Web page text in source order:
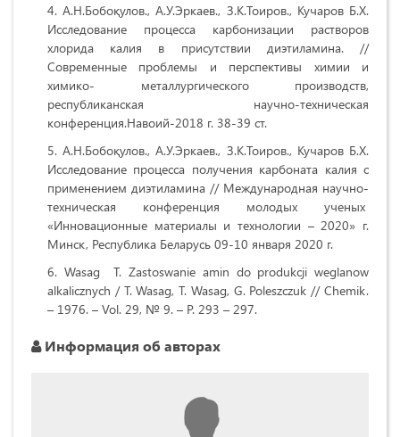
А.Н.Бобоқулов., А.У.Эркаев., З.К.Тоиров., Кучаров Б.Х.
Исследование процесса карбонизации растворов
хлорида калия в присутствии диэтиламина. //
Современные проблемы и перспективы химии и
химико- металлургического производств,
республиканская научно-техническая
конференция.Навоий-2018 г. 38-39 ст.
А.Н.Бобоқулов., А.У.Эркаев., З.К.Тоиров., Кучаров Б.Х.
Исследование процесса получения карбоната калия с
применением диэтиламина // Международная научно-
техническая конференция молодых ученых
«Инновационные материалы и технологии – 2020» г.
Минск, Республика Беларусь 09-10 января 2020 г.
Wasag T. Zastoswanie amin do produkcji weglanow
alkalicznych / T. Wasag, T. Wasag, G. Poleszczuk // Chemik.
– 1976. – Vol. 29, № 9. – P. 293 – 297.
Информация об авторах